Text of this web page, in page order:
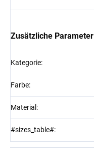
Zusätzliche Parameter
Kategorie:
Farbe:
Material :
#sizes_table#: